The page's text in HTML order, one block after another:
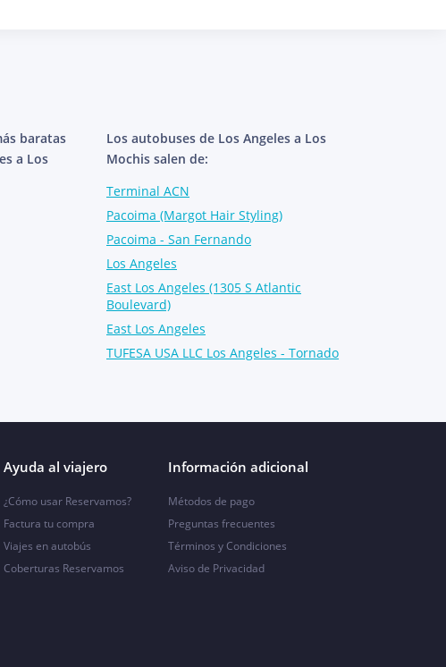
baratas
a Los
Los autobuses de Los Angeles a Los
Mochis salen de:
Terminal ACN
Pacoima (Margot Hair Styling)
Pacoima - San Fernando
Los Angeles
East Los Angeles (1305 S Atlantic
Boulevard)
East Los Angeles
TUFESA USA LLC Los Angeles - Tornado
Ayuda al viajero
¿Cómo usar Reservamos?
Factura tu compra
Viajes en autobús
Coberturas Reservamos
Información adicional
Métodos de pago
Preguntas frecuentes
Términos y Condiciones
Aviso de Privacidad